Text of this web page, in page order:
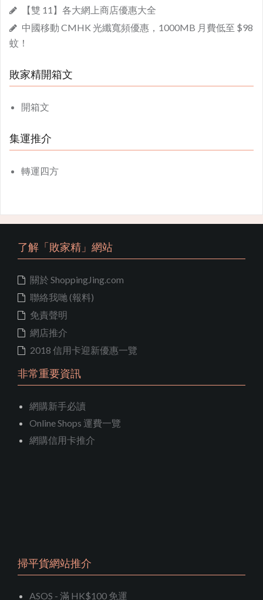
【雙 11】各大網上商店優惠大全
中國移動 CMHK 光纖寬頻優惠，1000MB 月費低至 $98
蚊！
敗家精開箱文
開箱文
集運推介
轉運四方
了解「敗家精」網站
關於 ShoppingJing.com
聯絡我哋 (報料)
免責聲明
網店推介
2018 信用卡迎新優惠一覽
非常重要資訊
網購新手必讀
Online Shops 運費一覽
網購信用卡推介
掃平貨網站推介
ASOS - 滿 HK$100 免運